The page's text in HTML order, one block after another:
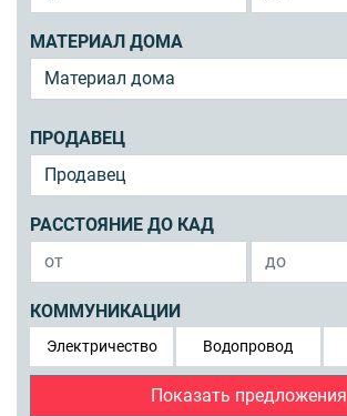
МАТЕРИАЛ ДОМА
ПРОДАВЕЦ
РАССТОЯНИЕ ДО КАД
КОММУНИКАЦИИ
Электричество Водопровод
Показать предложения